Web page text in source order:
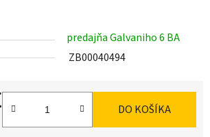
predajňa Galvaniho 6 BA
ZB00040494
DO KOŠÍKA